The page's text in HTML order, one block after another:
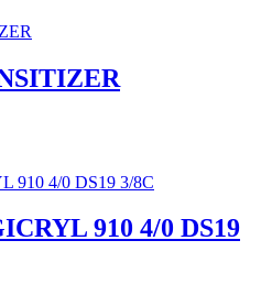
910 4/0 DS19